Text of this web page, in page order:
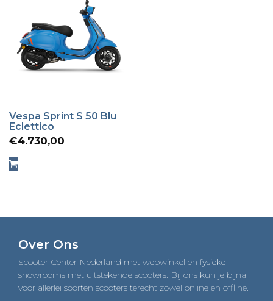
Vespa Sprint S 50 Blu
Eclettico
€4.730,00
Over Ons
Scooter Center Nederland met webwinkel en fysieke
showrooms met uitstekende scooters. Bij ons kun je bijna
voor allerlei soorten scooters terecht zowel online en offline.